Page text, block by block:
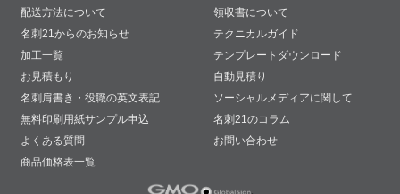
配送方法について
領収書について
名刺21からのお知らせ
テクニカルガイド
加工一覧
テンプレートダウンロード
お見積もり
自動見積り
名刺肩書き・役職の英文表記
ソーシャルメディアに関して
無料印刷用紙サンプル申込
名刺21のコラム
よくある質問
お問い合わせ
商品価格表一覧